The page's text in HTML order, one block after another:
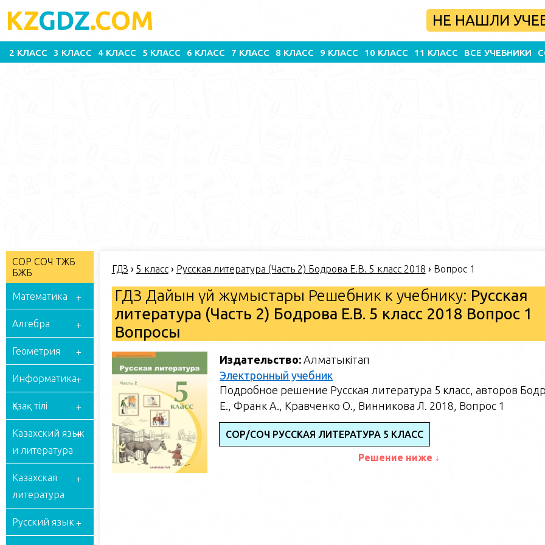
KZGDZ.COM НЕ НАШЛИ
2 КЛАСС 3 КЛАСС 4 КЛАСС 5 КЛАСС 6 КЛАСС 7 КЛАСС 8 КЛАСС 9 КЛАСС 10 КЛАСС 11 КЛАСС ВСЕ УЧЕБНИКИ
СОР СОЧ ТЖБ
БЖБ
Математика
Алгебра
Геометрия
Информатика
Қазақ тілі
Казахский язык
и литература
Казахская
литература
Русский язык
ГДЗ › 5 класс› Русская литература (Часть 2) Бодрова Е.В. 5 класс 2018 › Вопрос 1
ГДЗ Дайын үй жұмыстары Решебник к учебнику: Русская
литература (Часть 2) Бодрова Е.В. 5 класс 2018 Вопрос 1
Вопросы
Издательство:Алматыкітап
Электронный учебник
Подробное решение Русская литература 5 класс, авторов
Е., Франк А., Кравченко О., Винникова Л. 2018, Вопрос 1
СОР/СОЧ РУССКАЯ ЛИТЕРАТУРА 5 КЛАСС
Решение ниже ↓